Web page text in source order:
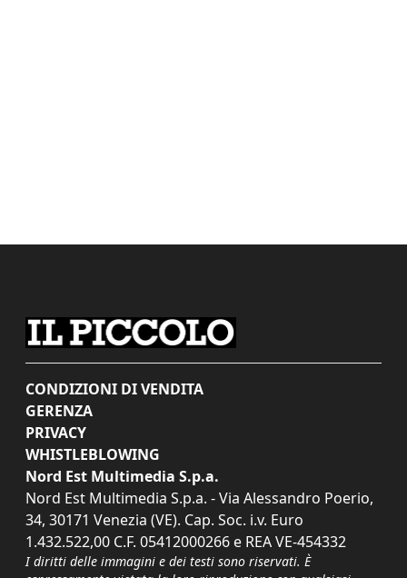
CONDIZIONI DI VENDITA
GERENZA
PRIVACY
WHISTLEBLOWING
Nord Est Multimedia S.p.a.
Nord Est Multimedia S.p.a. - Via Alessandro Poerio,
34, 30171 Venezia (VE). Cap. Soc. i.v. Euro
1.432.522,00 C.F. 05412000266 e REA VE-454332
I diritti delle immagini e dei testi sono riservati. È